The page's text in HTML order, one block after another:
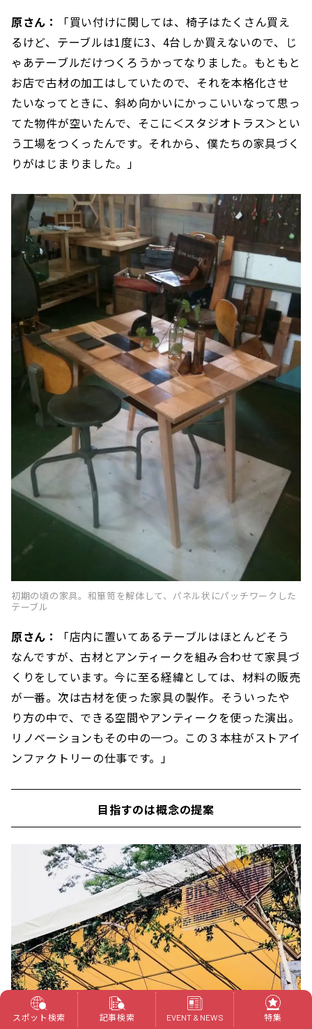
原さん：
「買い付けに関しては、椅子はたくさん買え
るけど、テーブルは1度に3、4台しか買えないので、じ
ゃあテーブルだけつくろうかってなりました。もともと
お店で古材の加工はしていたので、それを本格化させ
たいなってときに、斜め向かいにかっこいいなって思っ
てた物件が空いたんで、そこに＜スタジオトラス＞とい
う工場をつくったんです。それから、僕たちの家具づく
りがはじまりました。」
初期の頃の家具。和箪笥を解体して、パネル状にパッチワークした
テーブル
原さん：
「店内に置いてあるテーブルはほとんどそう
なんですが、古材とアンティークを組み合わせて家具づ
くりをしています。今に至る経緯としては、材料の販売
が一番。次は古材を使った家具の製作。そういったや
り方の中で、できる空間やアンティークを使った演出。
リノベーションもその中の一つ。この３本柱がストアイ
ンファクトリーの仕事です。」
目指すのは概念の提案
スポット検索 記事検索 EVENT & NEWS 特集